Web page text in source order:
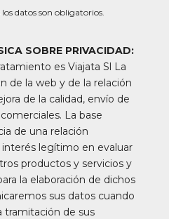
los datos son obligatorios.
SOBRE PRIVACIDAD:
es Viajata Sl La
de la web y de la relación
de la calidad, envío de
La base
de una relación
legítimo en evaluar
productos y servicios y
la elaboración de dichos
sus datos cuando
tramitación de sus